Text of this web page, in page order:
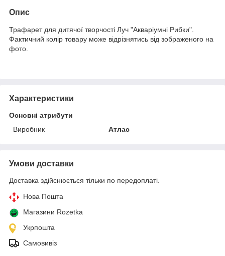
Опис
Трафарет для дитячої творчості Луч "Акваріумні Рибки".
Фактичний колір товару може відрізнятись від зображеного на
фото.
Характеристики
Основні атрибути
Виробник
Атлас
Умови доставки
Доставка здійснюється тільки по передоплаті.
Нова Пошта
Магазини Rozetka
Укрпошта
Самовивіз